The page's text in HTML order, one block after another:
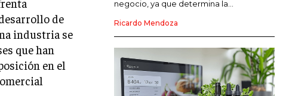
NEGOCIACIÓN Y RESOLUCIÓN DE
CONFLICTOS
DERECHO EMPRESARIAL Y
REGULACIONES
de
industria se
que han
en el
negocio, ya que determina la...
Ricardo Mendoza